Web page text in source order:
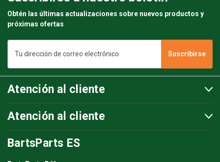
Obtén las últimas actualizaciones sobre nuevos productos y
próximas ofertas
electrónico
Atención al cliente
Atención al cliente
BartsParts ES